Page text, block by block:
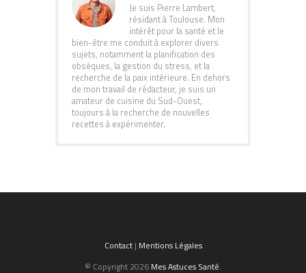
Je suis Pierre Lambert,
résidant à Toulouse. Mon
intérêt pour la santé et le
bien-être me conduit à explorer divers
sujets, notamment la planification des
obsèques, la gestion du stress, et la
recherche de la paix intérieure. En dehors
de mon travail de rédacteur, je suis un
amateur de cuisine du Sud-Ouest,
toujours à la recherche de nouvelles
recettes à expérimenter.
Contact| Mentions Légales
© Copyright 2026 Mes Astuces Santé.